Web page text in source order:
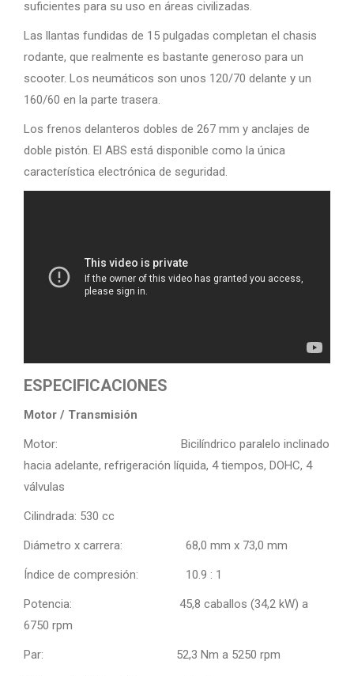
suficientes para su uso en áreas civilizadas.
Las llantas fundidas de 15 pulgadas completan el chasis
rodante, que realmente es bastante generoso para un
scooter. Los neumáticos son unos 120/70 delante y un
160/60 en la parte trasera.
Los frenos delanteros dobles de 267 mm y anclajes de
doble pistón. El ABS está disponible como la única
característica electrónica de seguridad.
ESPECIFICACIONES
Motor / Transmisión
Motor: Bicilíndrico paralelo inclinado
hacia adelante, refrigeración líquida, 4 tiempos, DOHC, 4
válvulas
Cilindrada: 530 cc
Diámetro x carrera: 68,0 mm x 73,0 mm
Índice de compresión: 10.9 : 1
Potencia: 45,8 caballos (34,2 kW) a
6750 rpm
Par: 52,3 Nm a 5250 rpm